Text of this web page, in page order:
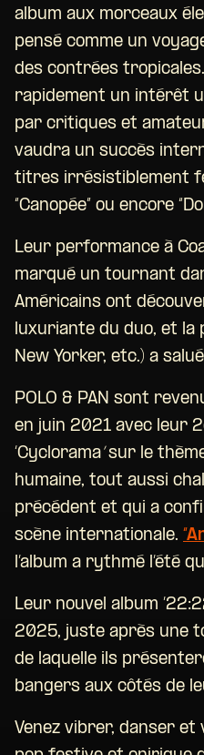
album aux morceaux
pensé comme un
des contrées
rapidement un intérêt
par critiques et
vaudra un succès
titres irrésistiblement
“Canopée” ou encore
Leur performance à
marqué un tournant
Américains ont
luxuriante du duo, et la
New Yorker, etc.) a
POLO & PAN sont
en juin 2021 avec leur
‘Cyclorama sur le
humaine, tout aussi
précédent et qui a
scène internationale.
l’album a rythmé l’été
Leur nouvel album
2025, juste après une
de laquelle ils
bangers aux côtés de
Venez vibrer, danser